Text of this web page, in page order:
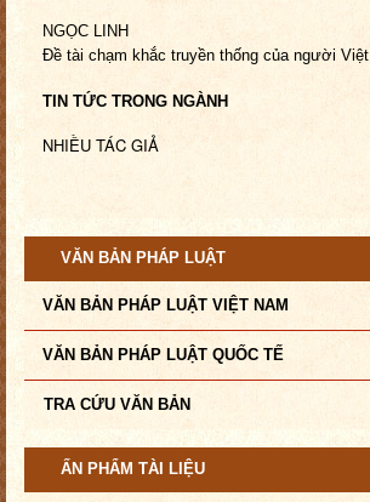
NGỌC LINH
Đề tài chạm khắc truyền thống của người Việt
TIN TỨC TRONG NGÀNH
NHIỀU TÁC GIẢ
VĂN BẢN PHÁP LUẬT
VĂN BẢN PHÁP LUẬT VIỆT NAM
VĂN BẢN PHÁP LUẬT QUỐC TẾ
TRA CỨU VĂN BẢN
ẤN PHẨM TÀI LIỆU